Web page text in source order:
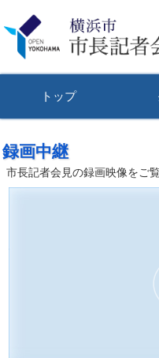
トップ
録画中継
市長記者会見の録画映像をご